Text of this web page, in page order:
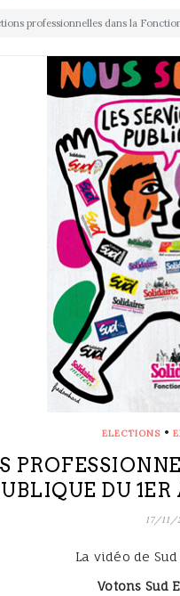
professionnelles dans la
ELECTIONS •
DU
17/11/
La vidéo de
Votons Sud